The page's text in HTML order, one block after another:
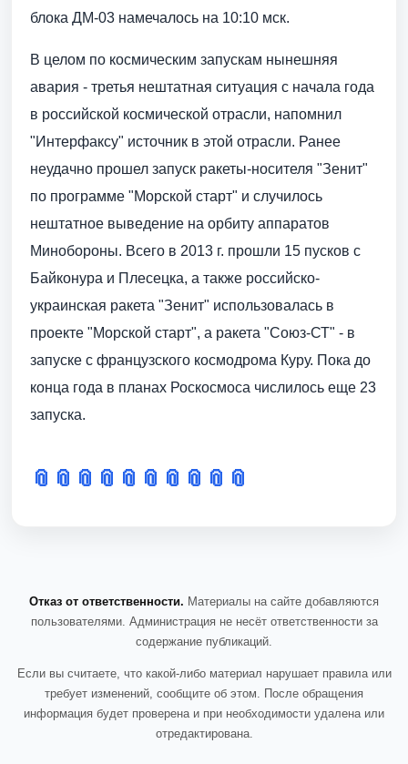
блока ДМ-03 намечалось на 10:10 мск.
В целом по космическим запускам нынешняя
авария - третья нештатная ситуация с начала года
в российской космической отрасли, напомнил
"Интерфаксу" источник в этой отрасли. Ранее
неудачно прошел запуск ракеты-носителя "Зенит"
по программе "Морской старт" и случилось
нештатное выведение на орбиту аппаратов
Минобороны. Всего в 2013 г. прошли 15 пусков с
Байконура и Плесецка, а также российско-
украинская ракета "Зенит" использовалась в
проекте "Морской старт", а ракета "Союз-СТ" - в
запуске с французского космодрома Куру. Пока до
конца года в планах Роскосмоса числилось еще 23
запуска.
📎 📎 📎 📎 📎 📎 📎 📎 📎 📎
Отказ от ответственности. Материалы на сайте добавляются
пользователями. Администрация не несёт ответственности за
содержание публикаций.
Если вы считаете, что какой-либо материал нарушает правила или
требует изменений, сообщите об этом. После обращения
информация будет проверена и при необходимости удалена или
отредактирована.